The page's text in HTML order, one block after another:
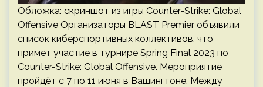
Обложка: скриншот из игры Counter-Strike: Global
Offensive Организаторы BLAST Premier объявили
список киберспортивных коллективов, что
примет участие в турнире Spring Final 2023 по
Counter-Strike: Global Offensive. Мероприятие
пройдёт с 7 по 11 июня в Вашингтоне. Между